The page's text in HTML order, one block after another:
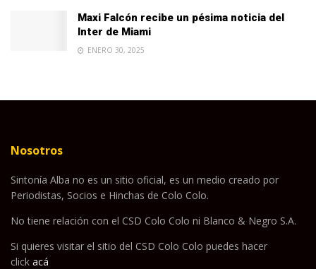
Maxi Falcón recibe un pésima noticia del
Inter de Miami
ENERO 30, 2025
Nosotros
Sintonía Alba no es un sitio oficial, es un medio creado por
Periodistas, Socios e Hinchas de Colo Colo.
No tiene relación con el CSD Colo Colo ni Blanco & Negro S.A.
Si quieres visitar el sitio del CSD Colo Colo puedes hacer
click acá